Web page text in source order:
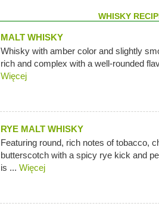
WHISKY
MALT WHISKY
Whisky with amber color and slightly
rich and complex with a well-rounded
Więcej
RYE MALT WHISKY
Featuring round, rich notes of tobacco,
butterscotch with a spicy rye kick and
is ... Więcej